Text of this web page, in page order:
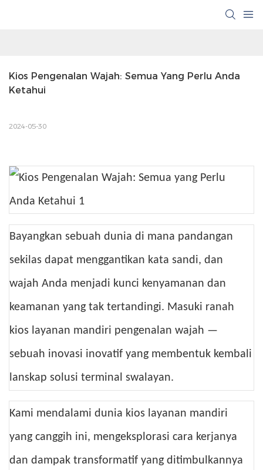
Kios Pengenalan Wajah: Semua Yang Perlu Anda
Ketahui
2024-05-30
Bayangkan sebuah dunia di mana pandangan
sekilas dapat menggantikan kata sandi, dan
wajah Anda menjadi kunci kenyamanan dan
keamanan yang tak tertandingi. Masuki ranah
kios layanan mandiri pengenalan wajah —
sebuah inovasi inovatif yang membentuk kembali
lanskap solusi terminal swalayan.
Kami mendalami dunia kios layanan mandiri
yang canggih ini, mengeksplorasi cara kerjanya
dan dampak transformatif yang ditimbulkannya